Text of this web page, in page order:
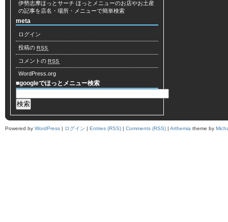
伊勢志摩ほっとサーチ ほっとメニューのお店やお土産
の記事を店名・場所・メニューで簡単検索
meta
ログイン
投稿の RSS
コメントの RSS
WordPress.org
■googleでほっとメニュー検索
Powered by WordPress | ログイン | Entries (RSS) | Comments (RSS) | Arthemia theme by